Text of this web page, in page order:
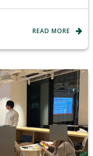
READ MORE